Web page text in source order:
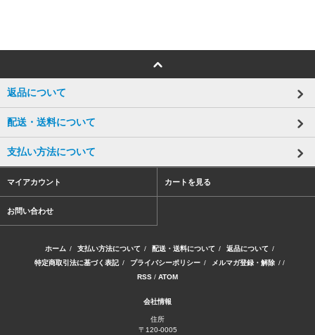
返品について
配送・送料について
支払い方法について
マイアカウント カートを見る
お問い合わせ
ホーム / 支払い方法について / 配送・送料について / 返品について /
特定商取引法に基づく表記 / プライバシーポリシー / メルマガ登録・解除 / /
RSS / ATOM
会社情報
住所
〒120-0005